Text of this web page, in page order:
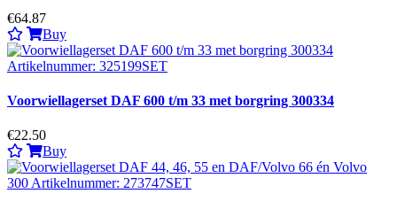
€64.87
Buy
Voorwiellagerset DAF 600 t/m 33 met borgring 300334
€22.50
Buy